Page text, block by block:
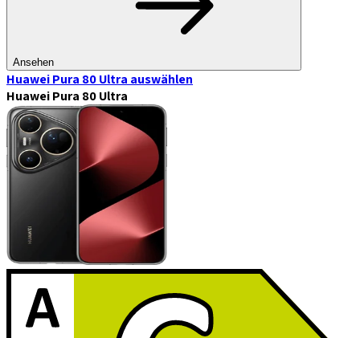
Ansehen
Huawei Pura 80 Ultra auswählen
Huawei Pura 80 Ultra